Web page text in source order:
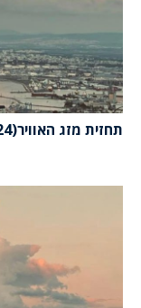
תחזית מזג האוויר(14/07/24): מעונן חלקית עד בהיר